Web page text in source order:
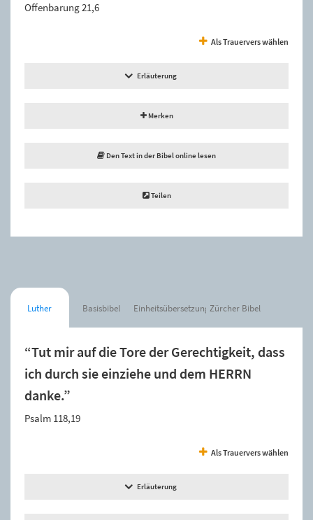
Offenbarung 21,6
Als Trauervers wählen
Erläuterung
Merken
Den Text in der Bibel online lesen
Teilen
Luther Basisbibel Einheitsübersetzung Zürcher Bibel
“Tut mir auf die Tore der Gerechtigkeit, dass
ich durch sie einziehe und dem HERRN
danke.”
Psalm 118,19
Als Trauervers wählen
Erläuterung